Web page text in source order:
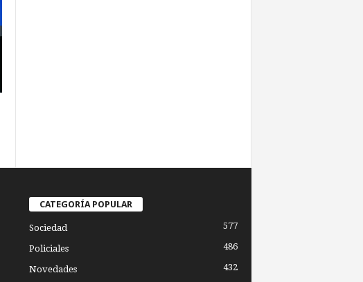
CATEGORÍA POPULAR
Sociedad 577
Policiales 486
Novedades 432